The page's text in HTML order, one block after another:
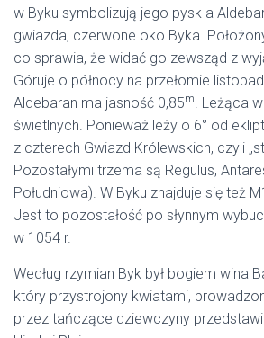
w Byku symbolizują jego pysk a
gwiazda, czerwone oko Byka.
co sprawia, że widać go zewsząd z
Góruje o północy na przełomie
Aldebaran ma jasność 0,85m. Leżąca
świetlnych. Ponieważ leży o 6° od
z czterech Gwiazd Królewskich, czyli
Pozostałymi trzema są Regulus,
Południowa). W Byku znajduje się też
Jest to pozostałość po słynnym
w 1054 r.
Według rzymian Byk był bogiem wina
który przystrojony kwiatami,
przez tańczące dziewczyny